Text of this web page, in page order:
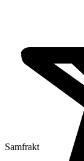
Samfrakt